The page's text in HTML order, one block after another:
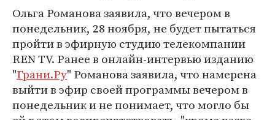
Ольга Романова заявила, что вечером в
понедельник, 28 ноября, не будет пытаться
пройти в эфирную студию телекомпании
REN TV. Ранее в онлайн-интервью изданию
"Грани.Ру" Романова заявила, что намерена
выйти в эфир своей программы вечером в
понедельник и не понимает, что могло бы